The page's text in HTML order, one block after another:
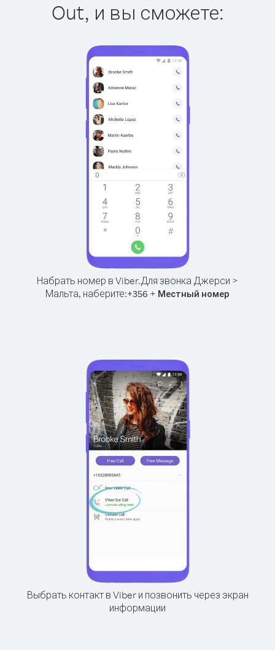
Out, и вы сможете:
Набрать номер в Viber.Для звонка Джерси >
Мальта, наберите:+356 + Местный номер
Выбрать контакт в Viber и позвонить через экран
информации